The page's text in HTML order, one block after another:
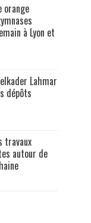
orange
à Lyon et
Lahmar
dépôts
travaux
autour de